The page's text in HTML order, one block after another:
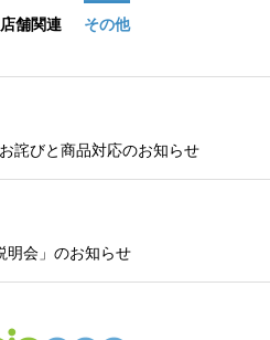
店舗関連 その他
詫びと商品対応のお知らせ
明会」のお知らせ